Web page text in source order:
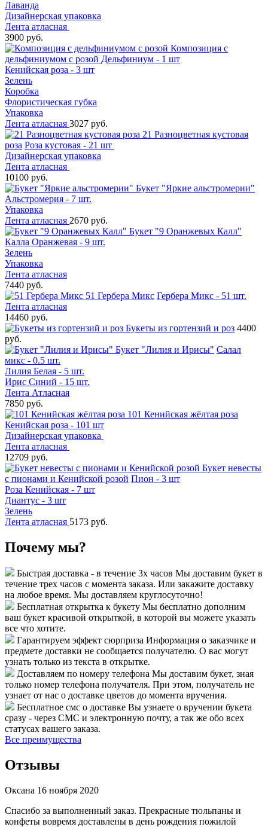
Лаванда
Дизайнерская упаковка
Лента атласная
3900 руб.
Композиция с
дельфиниумом с розой Дельфиниум - 1 шт
Кенийская роза - 3 шт
Зелень
Коробка
Флористическая губка
Упаковка
Лента атласная 3027 руб.
21 Разноцветная кустовая
роза Роза кустовая - 21 шт
Дизайнерская упаковка
Лента атласная
10100 руб.
Букет "Яркие альстромерии"
Альстромерия - 7 шт.
Упаковка
Лента атласная 2670 руб.
Букет "9 Оранжевых Калл"
Калла Оранжевая - 9 шт.
Зелень
Упаковка
Лента атласная
7440 руб.
51 Гербера Микс Гербера Микс - 51 шт.
Лента атласная
14460 руб.
Букеты из гортензий и роз 4400
руб.
Букет "Лилия и Ирисы" Салал
микс - 0.5 шт.
Лилия Белая - 5 шт.
Ирис Синий - 15 шт.
Лента Атласная
7850 руб.
101 Кенийская жёлтая роза
Кенийская роза - 101 шт
Дизайнерская упаковка
Лента атласная
12709 руб.
Букет невесты
с пионами и Кенийской розой Пион - 3 шт
Роза Кенийская - 7 шт
Диантус - 3 шт
Зелень
Лента атласная 5173 руб.
Почему мы?
Быстрая доставка - в течение 3х часов Мы доставим букет в
течение трех часов с момента заказа. Или закажите доставку
на любое время. Мы доставляем круглосуточно!
Бесплатная открытка к букету Мы бесплатно дополним
ваш букет красивой открыткой, в которой вы можете указать
все что хотите.
Гарантируем эффект сюрприза Информация о заказчике и
предмете доставки не сообщается получателю. О вас могут
узнать только из текста в открытке.
Доставляем по номеру телефона Мы доставим букет, зная
только номер телефона получателя. При этом, получатель не
узнает от нас о доставке цветов до момента вручения.
Бесплатное смс о доставке Вы узнаете о вручении букета
сразу - через СМС и электронную почту, а так же обо всех
статусах вашего заказа.
Все преимущества
Отзывы
Оксана 16 ноября 2020
Спасибо за выполненный заказ. Прекрасные тюльпаны и
конфеты вовремя доставлены в день рождения пожилой